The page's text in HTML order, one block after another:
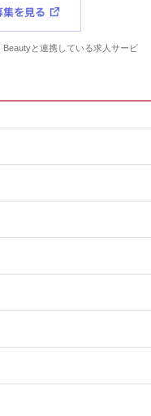
と連携している求人サービ